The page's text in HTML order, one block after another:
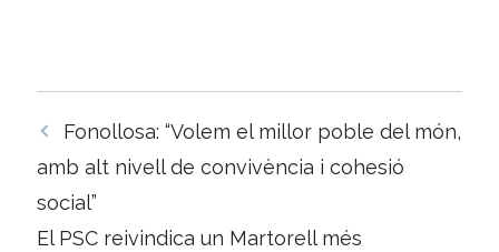
Navegació
per
Fonollosa: “Volem el millor poble del món,
amb alt nivell de convivència i cohesió
social”
El PSC reivindica un Martorell més